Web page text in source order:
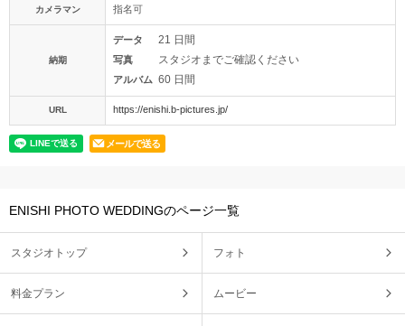
カメラマン 指名可
納期
データ 21 日間
写真 スタジオまでご確認ください
アルバム 60 日間
URL https://enishi.b-pictures.jp/
メールで送る
ENISHI PHOTO WEDDINGのページ一覧
スタジオトップ フォト
料金プラン ムービー